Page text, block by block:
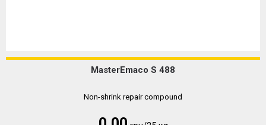
MasterEmaco S 488
Non-shrink repair compound